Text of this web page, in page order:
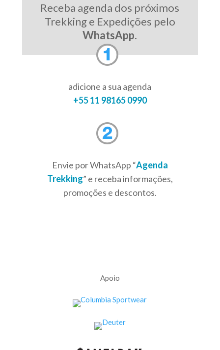
Receba agenda dos próximos
Trekking e Expedições pelo
WhatsApp.
adicione a sua agenda
+55 11 98165 0990
Envie por WhatsApp “Agenda
Trekking” e receba informações,
promoções e descontos.
Apoio